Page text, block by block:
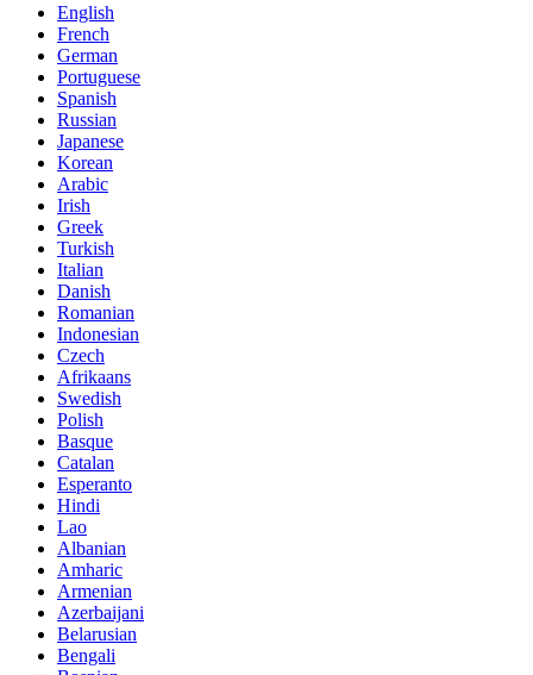
English
French
German
Portuguese
Spanish
Russian
Japanese
Korean
Arabic
Irish
Greek
Turkish
Italian
Danish
Romanian
Indonesian
Czech
Afrikaans
Swedish
Polish
Basque
Catalan
Esperanto
Hindi
Lao
Albanian
Amharic
Armenian
Azerbaijani
Belarusian
Bengali